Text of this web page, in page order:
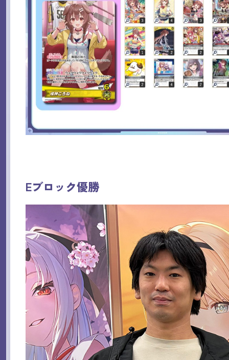
Eブロック優勝